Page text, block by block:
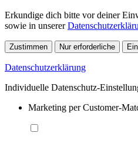
Erkundige dich bitte vor deiner
sowie in unserer
Zustimmen Nur erforderliche
Datenschutzerklärung
Individuelle Datenschutz-
Marketing per Customer-